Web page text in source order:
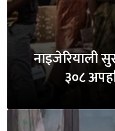
नाइजेरियाली
३०८